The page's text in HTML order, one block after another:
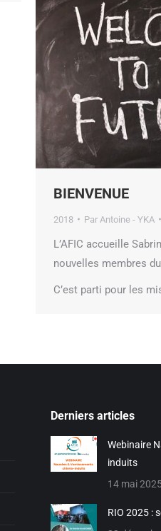
BIENVENUE
2018 Par Antoine - YKA
L’AFIC accueille
nouvelles membres
C’est parti pour les
Derniers articles
Webinaire
induits
14 mai
RIO 2025 :